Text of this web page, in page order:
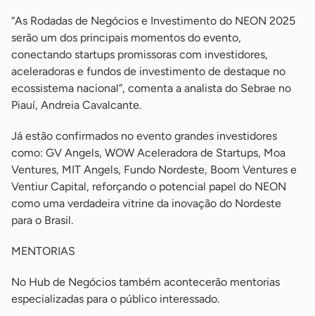
“As Rodadas de Negócios e Investimento do NEON 2025
serão um dos principais momentos do evento,
conectando startups promissoras com investidores,
aceleradoras e fundos de investimento de destaque no
ecossistema nacional”, comenta a analista do Sebrae no
Piauí, Andreia Cavalcante.
Já estão confirmados no evento grandes investidores
como: GV Angels, WOW Aceleradora de Startups, Moa
Ventures, MIT Angels, Fundo Nordeste, Boom Ventures e
Ventiur Capital, reforçando o potencial papel do NEON
como uma verdadeira vitrine da inovação do Nordeste
para o Brasil.
MENTORIAS
No Hub de Negócios também acontecerão mentorias
especializadas para o público interessado.